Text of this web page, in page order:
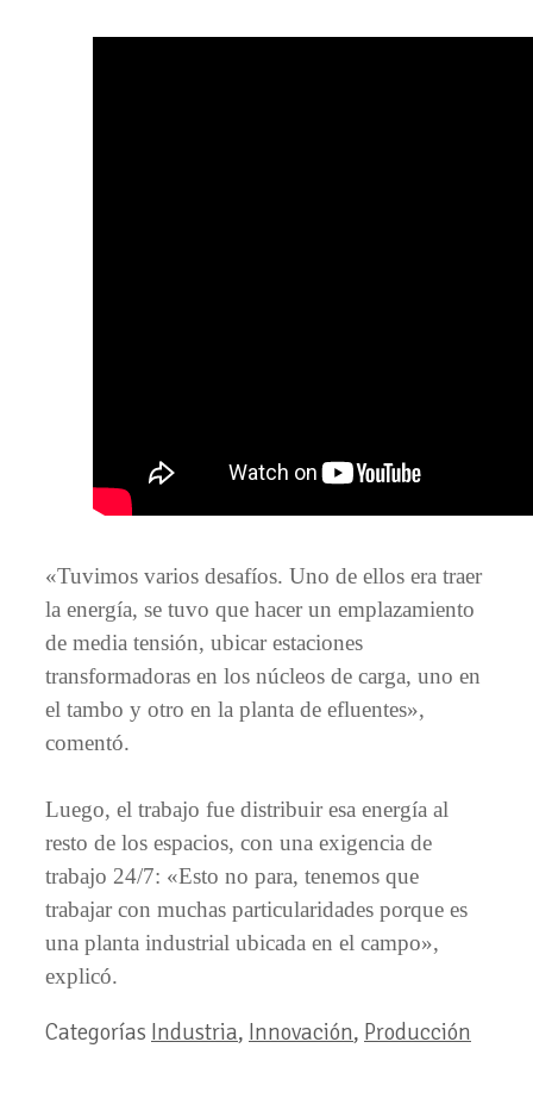
«Tuvimos varios desafíos. Uno de ellos era traer
la energía, se tuvo que hacer un emplazamiento
de media tensión, ubicar estaciones
transformadoras en los núcleos de carga, uno en
el tambo y otro en la planta de efluentes»,
comentó.
Luego, el trabajo fue distribuir esa energía al
resto de los espacios, con una exigencia de
trabajo 24/7: «Esto no para, tenemos que
trabajar con muchas particularidades porque es
una planta industrial ubicada en el campo»,
explicó.
Categorías Industria, Innovación, Producción